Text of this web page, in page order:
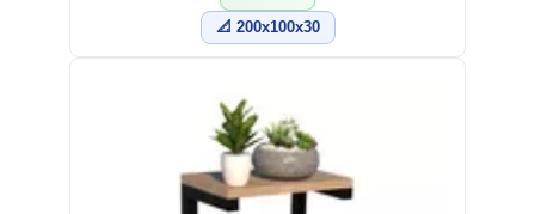
📐 200x100x30